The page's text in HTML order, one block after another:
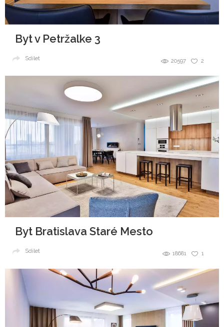
Byt v Petržalke 3
2
20597
Sdílet
Byt Bratislava Staré Mesto
1
18681
Sdílet